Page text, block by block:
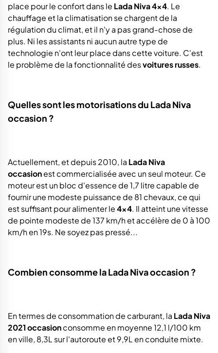
place pour le confort dans le Lada Niva 4x4. Le
chauffage et la climatisation se chargent de la
régulation du climat, et il n'y a pas grand-chose de
plus. Ni les assistants ni aucun autre type de
technologie n'ont leur place dans cette voiture. C'est
le problème de la fonctionnalité desvoitures russes.
Quelles sont les motorisations du Lada Niva
occasion ?
Actuellement, et depuis 2010, la Lada Niva
occasionest commercialisée avec un seul moteur. Ce
moteur est un bloc d'essence de 1,7 litre capable de
fournir une modeste puissance de 81 chevaux, ce qui
est suffisant pour alimenter le4x4. Il atteint une vitesse
de pointe modeste de 137 km/h et accélère de 0 à 100
km/h en 19s. Ne soyez pas pressé...
Combien consomme la Lada Niva occasion ?
En termes de consommation de carburant, la Lada Niva
2021 occasionconsomme en moyenne 12,1 l/100 km
en ville, 8,3L sur l'autoroute et 9,9L en conduite mixte.